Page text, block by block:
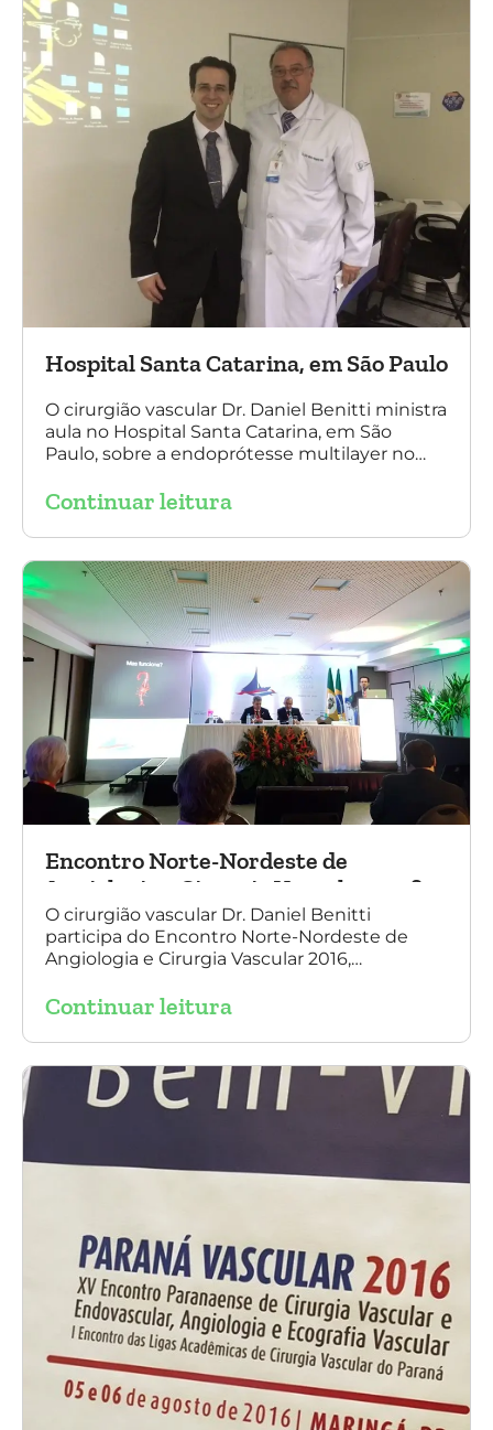
Hospital Santa Catarina, em São Paulo
O cirurgião vascular Dr. Daniel Benitti ministra
aula no Hospital Santa Catarina, em São
Paulo, sobre a endoprótesse multilayer no
experiência nacional e mundial com esta
Daniel Benitti e à direita Dr. Carlos Alberto
Fernandes Costa)
Continuar leitura
Encontro Norte-Nordeste de
Angiologia e Cirurgia Vascular 2016
O cirurgião vascular Dr. Daniel Benitti
participa do Encontro Norte-Nordeste de
Angiologia e Cirurgia Vascular 2016,
aneurisma da Aorta.
Continuar leitura